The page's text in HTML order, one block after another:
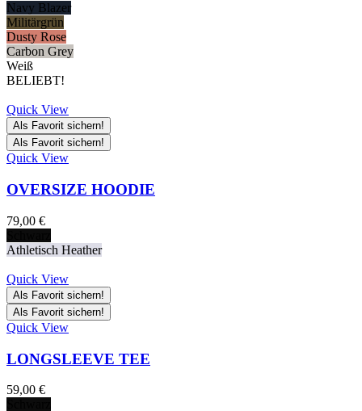
Navy Blazer
Militärgrün
Dusty Rose
Carbon Grey
Weiß
BELIEBT!
Quick View
Als Favorit sichern!
Als Favorit sichern!
Quick View
OVERSIZE HOODIE
79,00 €
Athletisch Heather
Quick View
Als Favorit sichern!
Als Favorit sichern!
Quick View
LONGSLEEVE TEE
59,00 €